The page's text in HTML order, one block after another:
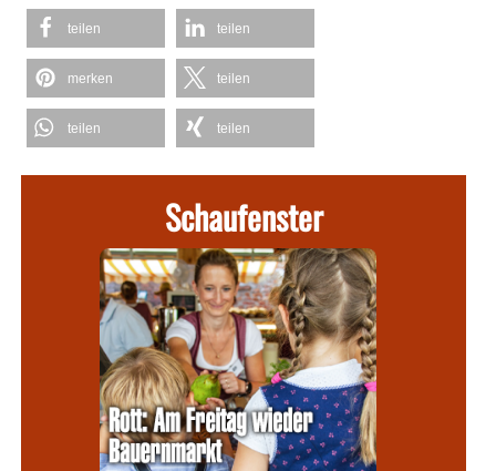
teilen teilen
merken teilen
teilen teilen
Schaufenster